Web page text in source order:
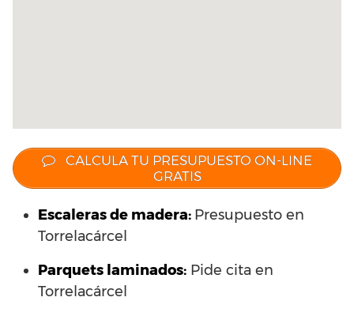
CALCULA TU PRESUPUESTO ON-LINE
GRATIS
Escaleras de madera: Presupuesto en
Torrelacárcel
Parquets laminados: Pide cita en
Torrelacárcel